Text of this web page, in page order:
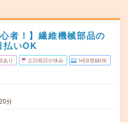
者！】繊維機械部品の
払いOK
あり 土日祝日が休み WEB登録OK
分